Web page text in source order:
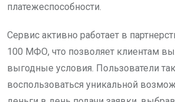
платежеспособности.
Сервис активно работает в
100 МФО, что позволяет клиентам
выгодные условия. Пользователи
воспользоваться уникальной